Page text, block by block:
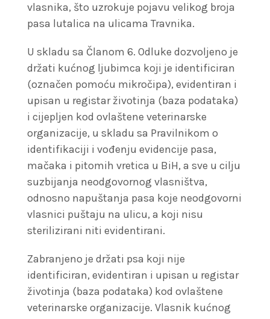
vlasnika, što uzrokuje pojavu velikog broja
pasa lutalica na ulicama Travnika.
U skladu sa Članom 6. Odluke dozvoljeno je
držati kućnog ljubimca koji je identificiran
(označen pomoću mikročipa), evidentiran i
upisan u registar životinja (baza podataka)
i cijepljen kod ovlaštene veterinarske
organizacije, u skladu sa Pravilnikom o
identifikaciji i vođenju evidencije pasa,
mačaka i pitomih vretica u BiH, a sve u cilju
suzbijanja neodgovornog vlasništva,
odnosno napuštanja pasa koje neodgovorni
vlasnici puštaju na ulicu, a koji nisu
sterilizirani niti evidentirani.
Zabranjeno je držati psa koji nije
identificiran, evidentiran i upisan u registar
životinja (baza podataka) kod ovlaštene
veterinarske organizacije. Vlasnik kućnog